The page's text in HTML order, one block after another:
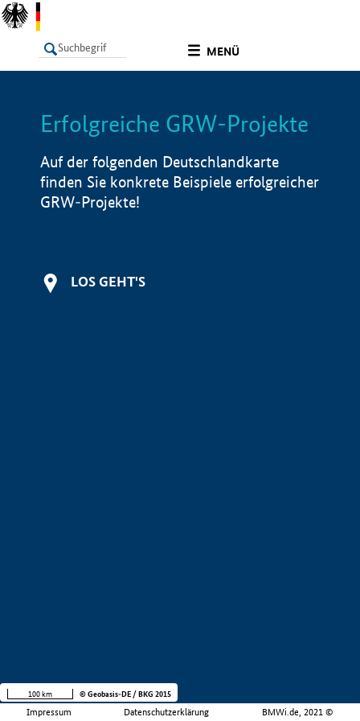
MENÜ
LISTE Info
Erfolgreiche GRW-Projekte
Auf der folgenden Deutschlandkarte
finden Sie konkrete Beispiele erfolgreicher
GRW-Projekte!
LOS GEHT'S
Impressum Datenschutzerklärung BMWi.de, 2021 ©
100 km © Geobasis-DE / BKG 2015